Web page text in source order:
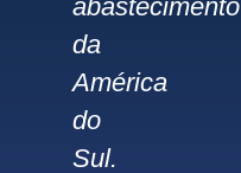
abastecimento
da
América
do
Sul.